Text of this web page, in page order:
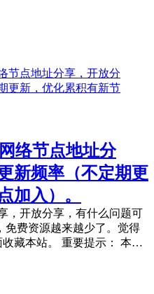
络节点地址分
新频率（不定期更
加入）。
，开放分享，有什么问题可
免费资源越来越少了。觉得
藏本站。 重要提示： 本站
不能奢望太多。 为防止失
收藏本站及备用站点。 常